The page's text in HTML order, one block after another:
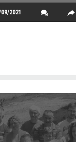
2021